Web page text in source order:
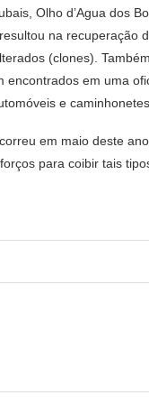
Olho d’Agua dos
na
(clones).
encontrados em uma
e
em maio deste
para coibir tais